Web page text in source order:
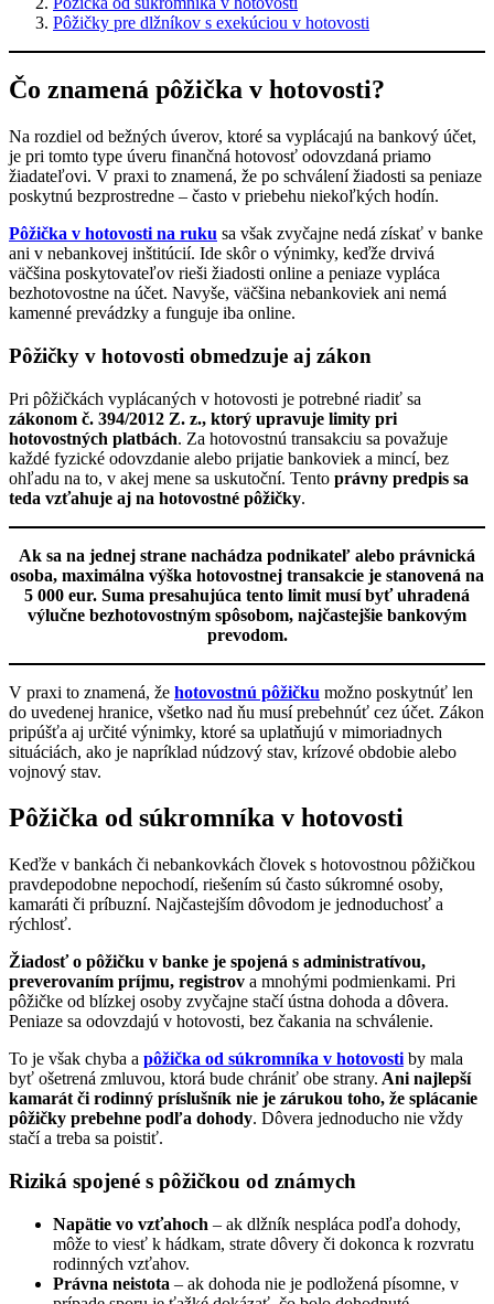
Pôžičky pre dlžníkov s exekúciou v hotovosti
Čo znamená pôžička v hotovosti?
Na rozdiel od bežných úverov, ktoré sa vyplácajú na bankový účet,
je pri tomto type úveru finančná hotovosť odovzdaná priamo
žiadateľovi. V praxi to znamená, že po schválení žiadosti sa peniaze
poskytnú bezprostredne – často v priebehu niekoľkých hodín.
Pôžička v hotovosti na ruku sa však zvyčajne nedá získať v banke
ani v nebankovej inštitúcií. Ide skôr o výnimky, keďže drvivá
väčšina poskytovateľov rieši žiadosti online a peniaze vypláca
bezhotovostne na účet. Navyše, väčšina nebankoviek ani nemá
kamenné prevádzky a funguje iba online.
Pôžičky v hotovosti obmedzuje aj zákon
Pri pôžičkách vyplácaných v hotovosti je potrebné riadiť sa
zákonom č. 394/2012 Z. z., ktorý upravuje limity pri
hotovostných platbách. Za hotovostnú transakciu sa považuje
každé fyzické odovzdanie alebo prijatie bankoviek a mincí, bez
ohľadu na to, v akej mene sa uskutoční. Tento právny predpis sa
teda vzťahuje aj na hotovostné pôžičky.
Ak sa na jednej strane nachádza podnikateľ alebo právnická
osoba, maximálna výška hotovostnej transakcie je stanovená na
5 000 eur. Suma presahujúca tento limit musí byť uhradená
výlučne bezhotovostným spôsobom, najčastejšie bankovým
prevodom.
V praxi to znamená, že hotovostnú pôžičku možno poskytnúť len
do uvedenej hranice, všetko nad ňu musí prebehnúť cez účet. Zákon
pripúšťa aj určité výnimky, ktoré sa uplatňujú v mimoriadnych
situáciách, ako je napríklad núdzový stav, krízové obdobie alebo
vojnový stav.
Pôžička od súkromníka v hotovosti
Keďže v bankách či nebankovkách človek s hotovostnou pôžičkou
pravdepodobne nepochodí, riešením sú často súkromné osoby,
kamaráti či príbuzní. Najčastejším dôvodom je jednoduchosť a
rýchlosť.
Žiadosť o pôžičku v banke je spojená s administratívou,
preverovaním príjmu, registrov a mnohými podmienkami. Pri
pôžičke od blízkej osoby zvyčajne stačí ústna dohoda a dôvera.
Peniaze sa odovzdajú v hotovosti, bez čakania na schválenie.
To je však chyba a pôžička od súkromníka v hotovosti by mala
byť ošetrená zmluvou, ktorá bude chrániť obe strany. Ani najlepší
kamarát či rodinný príslušník nie je zárukou toho, že splácanie
pôžičky prebehne podľa dohody. Dôvera jednoducho nie vždy
stačí a treba sa poistiť.
Riziká spojené s pôžičkou od známych
Napätie vo vzťahoch – ak dlžník nespláca podľa dohody,
môže to viesť k hádkam, strate dôvery či dokonca k rozvratu
rodinných vzťahov.
Právna neistota – ak dohoda nie je podložená písomne, v